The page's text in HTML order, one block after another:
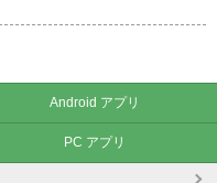
Android アプリ
PC アプリ